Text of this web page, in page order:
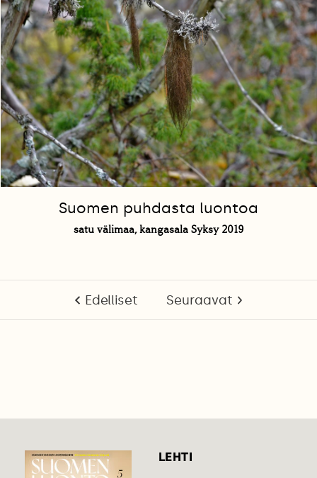
Suomen puhdasta luontoa
satu välimaa, kangasala Syksy 2019
Edelliset Seuraavat
LEHTI